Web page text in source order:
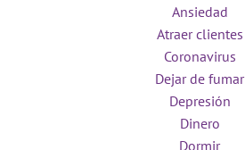
Ansiedad
Atraer clientes
Coronavirus
Dejar de fumar
Depresión
Dinero
Dormir